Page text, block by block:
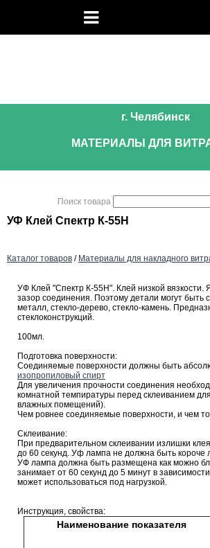
г. Челябинск
МАТЕРИАЛЫ ДЛЯ
Поиск товара
УФ Клей Спектр К-55Н
Каталог товаров / Материалы для накладного
УФ Клей "Спектр К-55Н". Клей низкой вязкости.
зазор соединения. Поэтому детали могут быть
металл, стекло-дерево, стекло-камень.
стеклоконструкций.
100мл.
Подготовка поверхности:
Соединяемые поверхности должны быть
изопропиловый спирт
Для увеличения прочности соединения
комнатной темпиратуры перед склеиванием
влажных помещений).
Чем ровнее соединяемые поверхности, и чем
Склеивание:
При предварительном склеивании излишки
до 60 секунд. Уф лампа не должна быть короче
УФ лампа должна быть размещена как можно
занимает от 60 секунд до 5 минут в
может использоваться под нагрузкой.
Инструкция, свойства:
Наименование показателя